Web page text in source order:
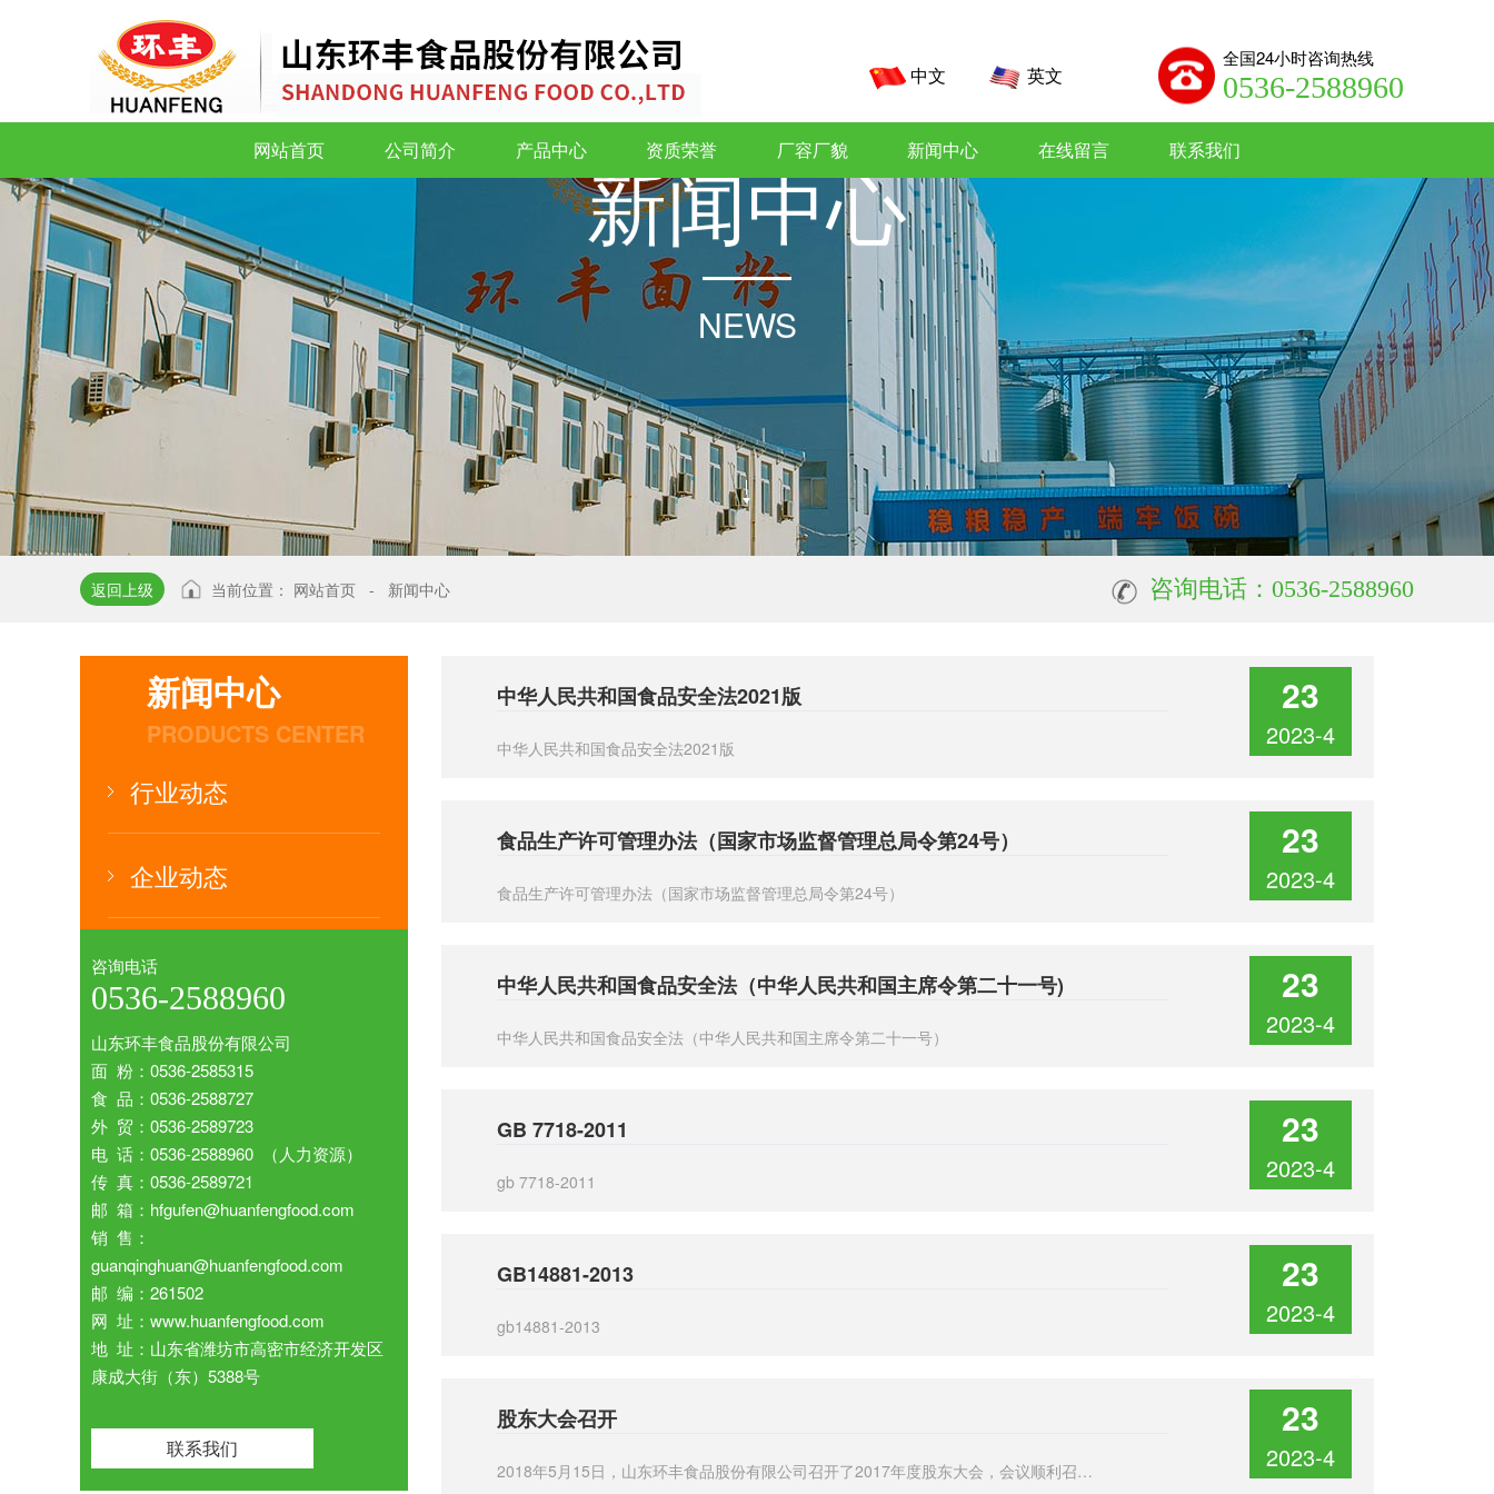
中文 英文
全国24小时咨询热线
0536-2588960
网站首页 公司简介 产品中心 资质荣誉 厂容厂貌 新闻中心 在线留言 联系我们
新闻中心
NEWS
返回上级 当前位置： 网站首页 - 新闻中心 咨询电话：0536-2588960
新闻中心
PRODUCTS CENTER
行业动态
企业动态
咨询电话
0536-2588960
山东环丰食品股份有限公司
面 粉：0536-2585315
食 品：0536-2588727
外 贸：0536-2589723
电 话：0536-2588960 （人力资源）
传 真：0536-2589721
邮 箱：hfgufen@huanfengfood.com
销 售：
guanqinghuan@huanfengfood.com
邮 编：261502
网 址：www.huanfengfood.com
地 址：山东省潍坊市高密市经济开发区
康成大街（东）5388号
联系我们
中华人民共和国食品安全法2021版
中华人民共和国食品安全法2021版
23
2023-4
食品生产许可管理办法（国家市场监督管理总局令第24号）
食品生产许可管理办法（国家市场监督管理总局令第24号）
23
2023-4
中华人民共和国食品安全法（中华人民共和国主席令第二十一号)
中华人民共和国食品安全法（中华人民共和国主席令第二十一号）
23
2023-4
GB 7718-2011
gb 7718-2011
23
2023-4
GB14881-2013
gb14881-2013
23
2023-4
股东大会召开
2018年5月15日，山东环丰食品股份有限公司召开了2017年度股东大会，会议顺利召开并通过多项重大决议，取得圆满成功。
23
2023-4